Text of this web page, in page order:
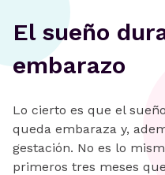
El sueño
embarazo
Lo cierto es que el
queda embaraza y,
gestación. No es lo
primeros tres meses